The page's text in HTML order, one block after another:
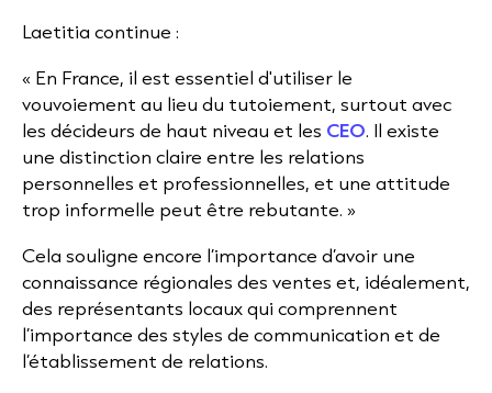
Laetitia continue :
« En France, il est essentiel d'utiliser le
vouvoiement au lieu du tutoiement, surtout avec
les décideurs de haut niveau et les CEO. Il existe
une distinction claire entre les relations
personnelles et professionnelles, et une attitude
trop informelle peut être rebutante. »
Cela souligne encore l’importance d’avoir une
connaissance régionales des ventes et, idéalement,
des représentants locaux qui comprennent
l’importance des styles de communication et de
l’établissement de relations.